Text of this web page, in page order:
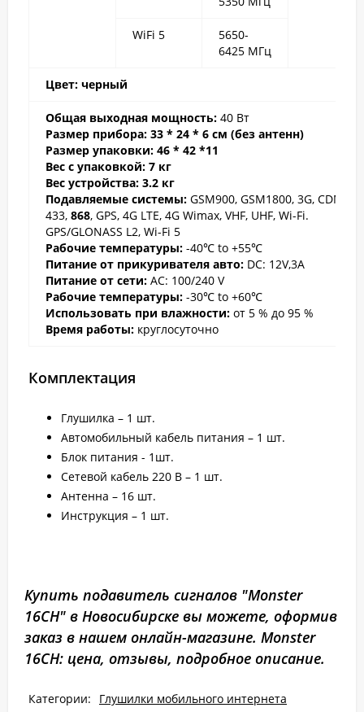
WiFi 5
5650-
6425 МГц
Цвет: черный
Общая выходная мощность: 40 Вт
Размер прибора: 33 * 24 * 6 см (без антенн)
Размер упаковки: 46 * 42 *11
Вес с упаковкой: 7 кг
Вес устройства: 3.2 кг
Подавляемые системы: GSM900, GSM1800, 3G, CDMA,
433, 868, GPS, 4G LTE, 4G Wimax, VHF, UHF, Wi-Fi.
GPS/GLONASS L2, Wi-Fi 5
Рабочие температуры: -40℃ to +55℃
Питание от прикуривателя авто: DC: 12V,3A
Питание от сети: AC: 100/240 V
Рабочие температуры: -30℃ to +60℃
Использовать при влажности: от 5 % до 95 %
Время работы: круглосуточно
Комплектация
Глушилка – 1 шт.
Автомобильный кабель питания – 1 шт.
Блок питания - 1шт.
Сетевой кабель 220 В – 1 шт.
Антенна – 16 шт.
Инструкция – 1 шт.
Купить подавитель сигналов "Monster
16CH" в Новосибирске вы можете, оформив
заказ в нашем онлайн-магазине. Monster
16CH: цена, отзывы, подробное описание.
Категории:
Глушилки мобильного интернета